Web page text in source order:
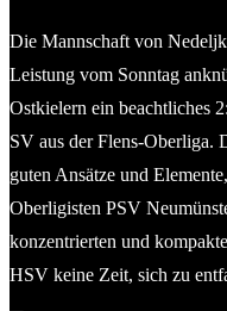
Die Mannschaft von
Leistung vom Sonntag
Ostkielern ein beachtliches
SV aus der Flens-Oberliga.
guten Ansätze und
Oberligisten PSV
konzentrierten und
HSV keine Zeit, sich zu